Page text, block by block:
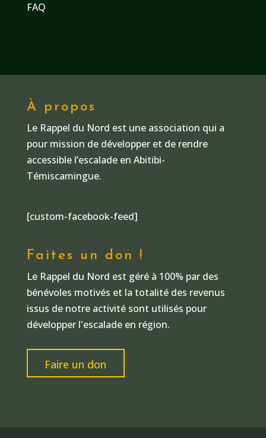
FAQ
À propos
Le Rappel du Nord est une association qui a
pour mission de développer et de rendre
accessible l’escalade en Abitibi-
Témiscamingue.
[custom-facebook-feed]
Faites un don !
Le Rappel du Nord est géré à 100% par des
bénévoles motivés et la totalité des revenus
issus de notre activité sont utilisés pour
développer l'escalade en région.
Faire un don